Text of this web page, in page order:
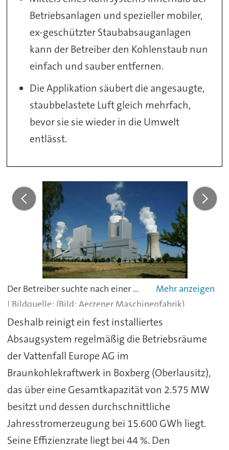
Betriebsanlagen und spezieller mobiler,
ex-geschützter Staubabsauganlagen
kann der Betreiber den Kohlenstaub nun
einfach und sauber entfernen.
Die Applikation säubert die angesaugte,
staubbelastete Luft gleich mehrfach,
bevor sie sie wieder in die Umwelt
entlässt.
Der Betreiber suchte nach einer Möglichkeit, den anfallenden Kohlenstaub effizient zu entsorgen.
(Bild: Aerzener Maschinenfabrik)
Deshalb reinigt ein fest installiertes
Absaugsystem regelmäßig die Betriebsräume
der Vattenfall Europe AG im
Braunkohlekraftwerk in Boxberg (Oberlausitz),
das über eine Gesamtkapazität von 2.575 MW
besitzt und dessen durchschnittliche
Jahresstromerzeugung bei 15.600 GWh liegt.
Seine Effizienzrate liegt bei 44 %. Den